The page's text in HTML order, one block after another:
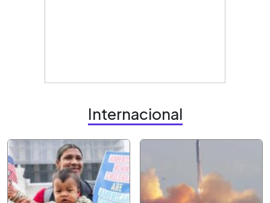
Internacional